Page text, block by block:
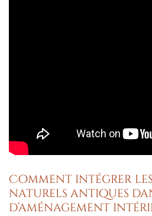
Comment intégrer
naturels antiques
d’aménagement